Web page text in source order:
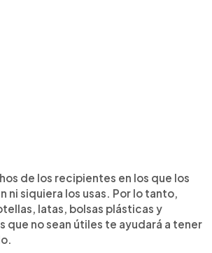
de los recipientes en los que los
ni siquiera los usas. Por lo tanto,
latas, bolsas plásticas y
que no sean útiles te ayudará a tener